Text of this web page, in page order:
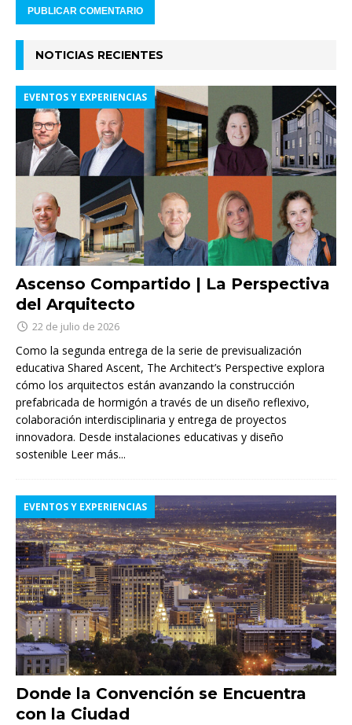
NOTICIAS RECIENTES
Ascenso Compartido | La Perspectiva
del Arquitecto
EVENTOS Y EXPERIENCIAS
22 de julio de 2026
Como la segunda entrega de la serie de previsualización
educativa Shared Ascent, The Architect’s Perspective explora
cómo los arquitectos están avanzando la construcción
prefabricada de hormigón a través de un diseño reflexivo,
colaboración interdisciplinaria y entrega de proyectos
innovadora. Desde instalaciones educativas y diseño
sostenible Leer más...
Donde la Convención se Encuentra
con la Ciudad
EVENTOS Y EXPERIENCIAS